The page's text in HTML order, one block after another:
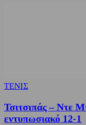
ΤΕΝΙΣ
Τσιτσιπάς – Ντε
εντυπωσιακό 12-1